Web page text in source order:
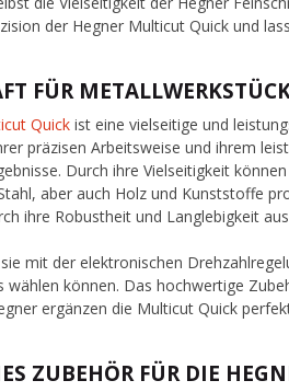
der Hegner Multicut Quick und
FÜR
Quick ist eine vielseitige und
präzisen Arbeitsweise und ihrem
Durch ihre Vielseitigkeit
aber auch Holz und Kunststoffe
ihre Robustheit und Langlebigkeit
mit der elektronischen
wählen können. Das hochwertige
ergänzen die Multicut Quick
ZUBEHÖR FÜR DIE